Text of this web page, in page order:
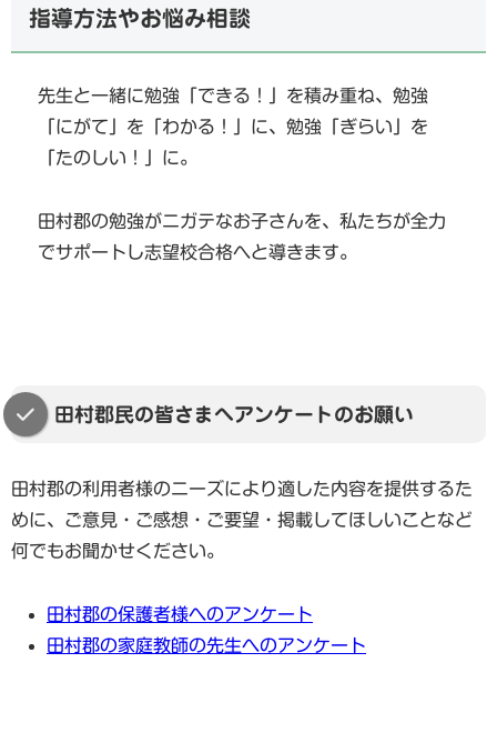
指導方法やお悩み相談
先生と一緒に勉強「できる！」を積み重ね、勉強
「にがて」を「わかる！」に、勉強「ぎらい」を
「たのしい！」に。
田村郡の勉強がニガテなお子さんを、私たちが全力
でサポートし志望校合格へと導きます。
田村郡民の皆さまへアンケートのお願い
田村郡の利用者様のニーズにより適した内容を提供するた
めに、ご意見・ご感想・ご要望・掲載してほしいことなど
何でもお聞かせください。
田村郡の保護者様へのアンケート
田村郡の家庭教師の先生へのアンケート